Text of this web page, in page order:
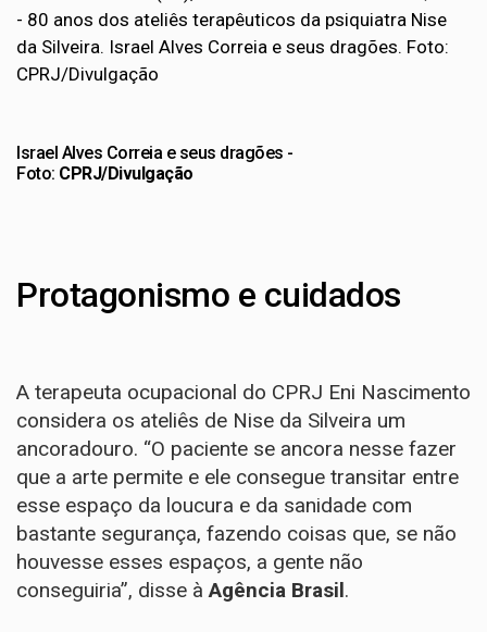
Israel Alves Correia e seus dragões -
Foto: CPRJ/Divulgação
Protagonismo e cuidados
A terapeuta ocupacional do CPRJ Eni Nascimento
considera os ateliês de Nise da Silveira um
ancoradouro. “O paciente se ancora nesse fazer
que a arte permite e ele consegue transitar entre
esse espaço da loucura e da sanidade com
bastante segurança, fazendo coisas que, se não
houvesse esses espaços, a gente não
conseguiria”, disse àAgência Brasil.